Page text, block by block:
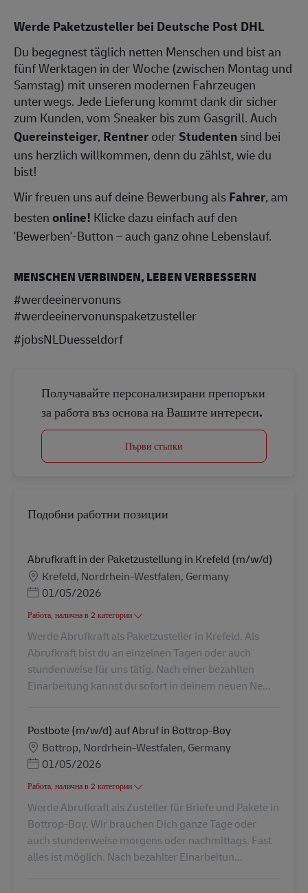
Werde Paketzusteller bei Deutsche Post DHL
Du begegnest täglich netten Menschen und bist an
fünf Werktagen in der Woche (zwischen Montag und
Samstag) mit unseren modernen Fahrzeugen
unterwegs. Jede Lieferung kommt dank dir sicher
zum Kunden, vom Sneaker bis zum Gasgrill. Auch
Quereinsteiger, RentneroderStudentensind bei
uns herzlich willkommen, denn du zählst, wie du
bist!
Wir freuen uns auf deine Bewerbung alsFahrer, am
bestenonline! Klicke dazu einfach auf den
'Bewerben'-Button – auch ganz ohne Lebenslauf.
MENSCHEN VERBINDEN, LEBEN VERBESSERN
#werdeeinervonuns
#werdeeinervonunspaketzusteller
#jobsNLDuesseldorf
Получавайте персонализирани препоръки
за работа въз основа на Вашите интереси.
Първи стъпки
Подобни работни позиции
Abrufkraft in der Paketzustellung in Krefeld (m/w/d)
Местоположение
Krefeld, Nordrhein-Westfalen, Germany
Posted Date
01/05/2026
Работа, налична в 2 категории
Werde Abrufkraft als Paketzusteller in Krefeld. Als
Abrufkraft bist du an einzelnen Tagen oder auch
stundenweise für uns tätig. Nach einer bezahlten
Einarbeitung kannst du sofort in deinem neuen Ne...
Postbote (m/w/d) auf Abruf in Bottrop-Boy
Местоположение
Bottrop, Nordrhein-Westfalen, Germany
Posted Date
01/05/2026
Работа, налична в 2 категории
Werde Abrufkraft als Zusteller für Briefe und Pakete in
Bottrop-Boy. Wir brauchen Dich ganze Tage oder
auch stundenweise morgens oder nachmittags. Fast
alles ist möglich. Nach bezahlter Einarbeitun...